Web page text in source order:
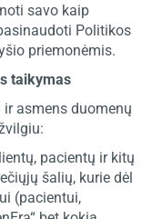
savo kaip
Politikos
priemonėmis.
taikymas
asmens duomenų
pacientų ir kitų
šalių, kurie dėl
(pacientui,